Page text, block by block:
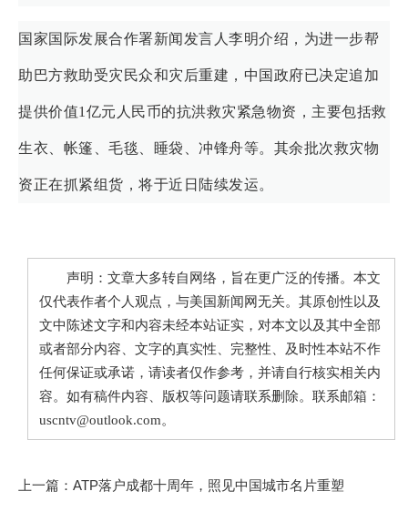
国家国际发展合作署新闻发言人李明介绍，为进一步帮
助巴方救助受灾民众和灾后重建，中国政府已决定追加
提供价值1亿元人民币的抗洪救灾紧急物资，主要包括救
生衣、帐篷、毛毯、睡袋、冲锋舟等。其余批次救灾物
资正在抓紧组货，将于近日陆续发运。
声明：文章大多转自网络，旨在更广泛的传播。本文
仅代表作者个人观点，与美国新闻网无关。其原创性以及
文中陈述文字和内容未经本站证实，对本文以及其中全部
或者部分内容、文字的真实性、完整性、及时性本站不作
任何保证或承诺，请读者仅作参考，并请自行核实相关内
容。如有稿件内容、版权等问题请联系删除。联系邮箱：
uscntv@outlook.com。
上一篇： ATP落户成都十周年，照见中国城市名片重塑